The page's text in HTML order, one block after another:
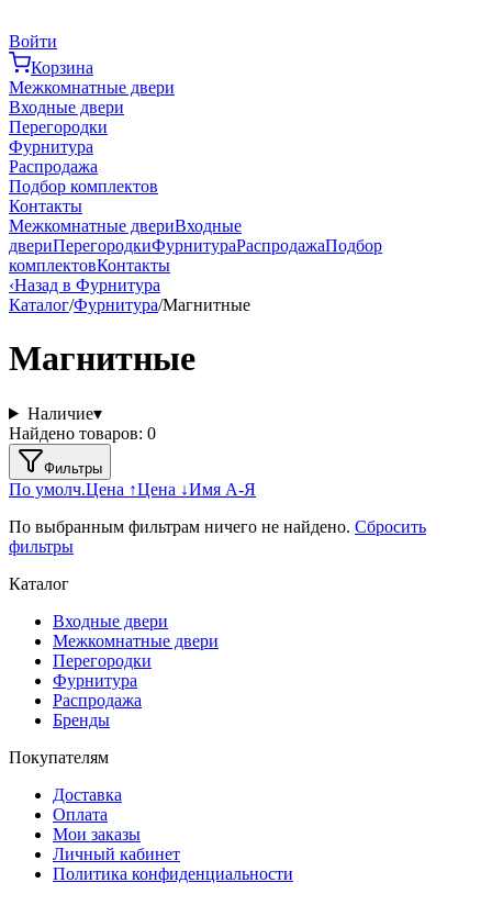
Войти
Корзина
Межкомнатные двери
Входные двери
Перегородки
Фурнитура
Распродажа
Подбор комплектов
Контакты
Межкомнатные двериВходные
двериПерегородкиФурнитураРаспродажаПодбор
комплектовКонтакты
‹Назад в Фурнитура
Каталог/Фурнитура/Магнитные
Магнитные
Наличие▾
Найдено товаров: 0
Фильтры
По умолч.Цена ↑Цена ↓Имя А-Я
По выбранным фильтрам ничего не найдено. Сбросить
фильтры
Каталог
Входные двери
Межкомнатные двери
Перегородки
Фурнитура
Распродажа
Бренды
Покупателям
Доставка
Оплата
Мои заказы
Личный кабинет
Политика конфиденциальности